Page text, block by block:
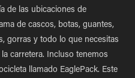
de las ubicaciones de
de cascos, botas, guantes,
gorras y todo lo que necesitas
carretera. Incluso tenemos
llamado EaglePack. Este